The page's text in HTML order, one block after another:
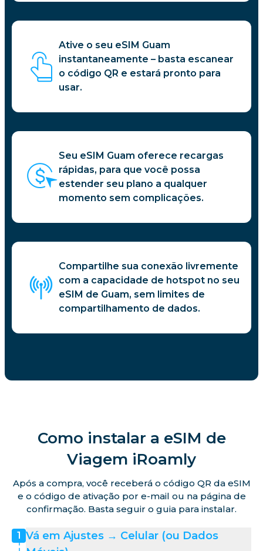
Ative o seu eSIM Guam
instantaneamente – basta escanear
o código QR e estará pronto para
usar.
Seu eSIM Guam oferece recargas
rápidas, para que você possa
estender seu plano a qualquer
momento sem complicações.
Compartilhe sua conexão livremente
com a capacidade de hotspot no seu
eSIM de Guam, sem limites de
compartilhamento de dados.
Como instalar a eSIM de
Viagem iRoamly
Após a compra, você receberá o código QR da eSIM
e o código de ativação por e-mail ou na página de
confirmação. Basta seguir o guia para instalar.
1 Vá em Ajustes → Celular (ou Dados